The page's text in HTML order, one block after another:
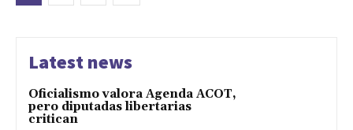
Latest news
Oficialismo valora Agenda ACOT,
pero diputadas libertarias
critican